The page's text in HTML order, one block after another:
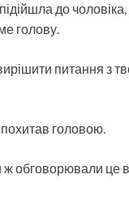
до
голову.
питання з
головою.
ж обговорювали це